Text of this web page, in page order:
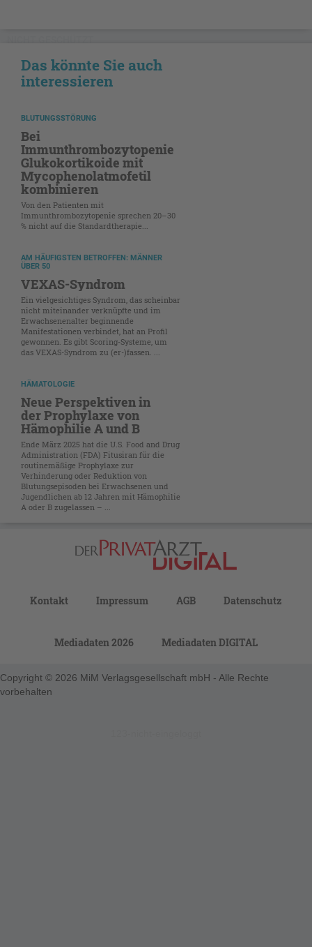
Das könnte Sie auch
interessieren
BLUTUNGSSTÖRUNG
Bei
Immunthrombozytopenie
Glukokortikoide mit
Mycophenolatmofetil
kombinieren
Von den Patienten mit
Immunthrombozytopenie sprechen 20–30
% nicht auf die Standardtherapie...
AM HÄUFIGSTEN BETROFFEN: MÄNNER
ÜBER 50
VEXAS-Syndrom
Ein vielgesichtiges Syndrom, das scheinbar
nicht miteinander verknüpfte und im
Erwachsenenalter beginnende
Manifestationen verbindet, hat an Profil
gewonnen. Es gibt Scoring-Systeme, um
das VEXAS-Syndrom zu (er-)fassen. ...
HÄMATOLOGIE
Neue Perspektiven in
der Prophylaxe von
Hämophilie A und B
Ende März 2025 hat die U.S. Food and Drug
Administration (FDA) Fitusiran für die
routinemäßige Prophylaxe zur
Verhinderung oder Reduktion von
Blutungsepisoden bei Erwachsenen und
Jugendlichen ab 12 Jahren mit Hämophilie
A oder B zugelassen – ...
Kontakt Impressum AGB Datenschutz
Mediadaten 2026 Mediadaten DIGITAL
Copyright © 2026 MiM Verlagsgesellschaft mbH - Alle Rechte
vorbehalten